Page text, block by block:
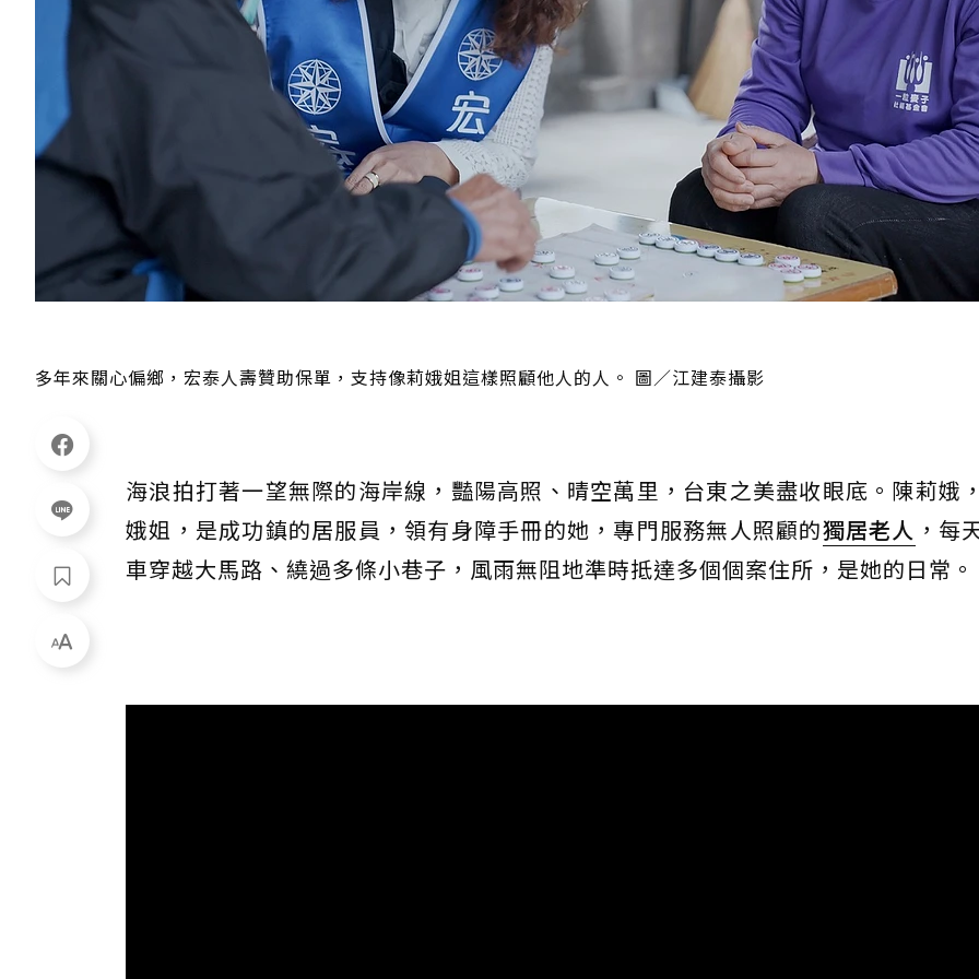
多年來關心偏鄉，宏泰人壽贊助保單，支持像莉娥姐這樣照顧他人的人。 圖／江建泰攝影
海浪拍打著一望無際的海岸線，豔陽高照、晴空萬里，台東之美盡收眼底。陳莉娥
娥姐，是成功鎮的居服員，領有身障手冊的她，專門服務無人照顧的獨居老人 ，每
車穿越大馬路、繞過多條小巷子，風雨無阻地準時抵達多個個案住所，是她的日常。